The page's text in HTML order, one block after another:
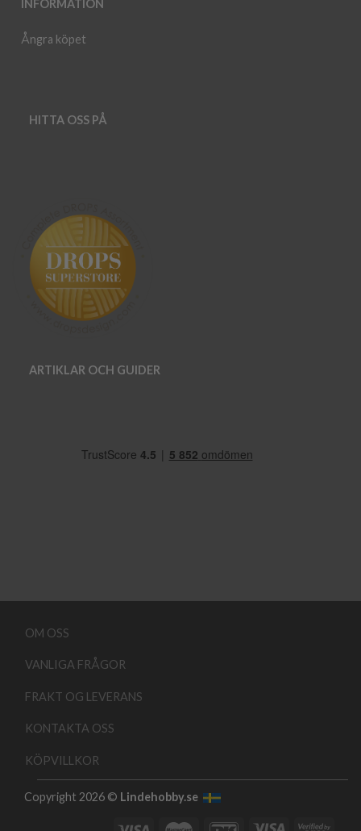
INFORMATION
Ångra köpet
HITTA OSS PÅ
ARTIKLAR OCH GUIDER
OM OSS
VANLIGA FRÅGOR
FRAKT OG LEVERANS
KONTAKTA OSS
KÖPVILLKOR
Copyright 2026 © Lindehobby.se